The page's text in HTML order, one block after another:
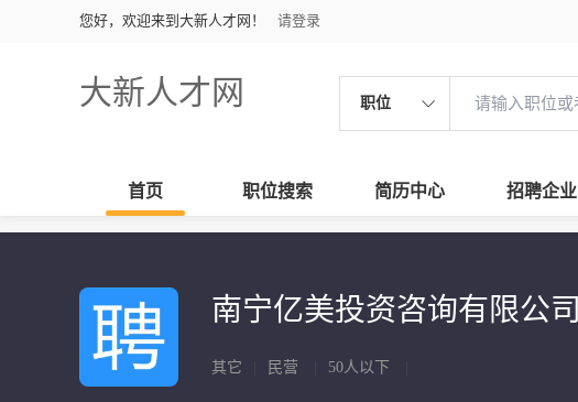
您好，欢迎来到大新人才网！ 请登录
大新人才网 职位
首页 职位搜索 简历中心 招聘企业
南宁亿美投资咨询有限公司
其它 民营 50人以下